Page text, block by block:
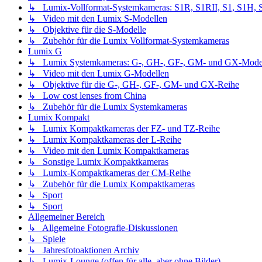
↳ Lumix-Vollformat-Systemkameras: S1R, S1RII, S1, S1H,
↳ Video mit den Lumix S-Modellen
↳ Objektive für die S-Modelle
↳ Zubehör für die Lumix Vollformat-Systemkameras
Lumix G
↳ Lumix Systemkameras: G-, GH-, GF-, GM- und GX-
↳ Video mit den Lumix G-Modellen
↳ Objektive für die G-, GH-, GF-, GM- und GX-Reihe
↳ Low cost lenses from China
↳ Zubehör für die Lumix Systemkameras
Lumix Kompakt
↳ Lumix Kompaktkameras der FZ- und TZ-Reihe
↳ Lumix Kompaktkameras der L-Reihe
↳ Video mit den Lumix Kompaktkameras
↳ Sonstige Lumix Kompaktkameras
↳ Lumix-Kompaktkameras der CM-Reihe
↳ Zubehör für die Lumix Kompaktkameras
↳ Sport
↳ Sport
Allgemeiner Bereich
↳ Allgemeine Fotografie-Diskussionen
↳ Spiele
↳ Jahresfotoaktionen Archiv